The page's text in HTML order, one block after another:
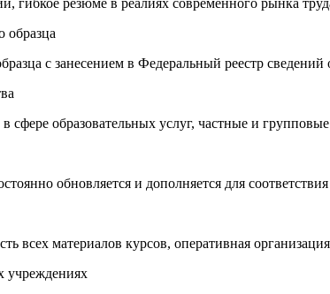
гибкое резюме в реалиях современного рынка
с занесением в Федеральный реестр сведений
образовательных услуг, частные и
обновляется и дополняется для
всех материалов курсов, оперативная